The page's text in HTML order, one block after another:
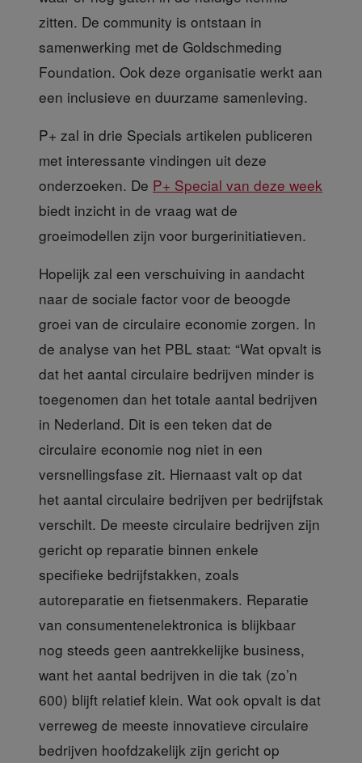
zitten. De community is ontstaan in
samenwerking met de Goldschmeding
Foundation. Ook deze organisatie werkt aan
een inclusieve en duurzame samenleving.
P+ zal in drie Specials artikelen publiceren
met interessante vindingen uit deze
onderzoeken. De P+ Special van deze week
biedt inzicht in de vraag wat de
groeimodellen zijn voor burgerinitiatieven.
Hopelijk zal een verschuiving in aandacht
naar de sociale factor voor de beoogde
groei van de circulaire economie zorgen. In
de analyse van het PBL staat: “Wat opvalt is
dat het aantal circulaire bedrijven minder is
toegenomen dan het totale aantal bedrijven
in Nederland. Dit is een teken dat de
circulaire economie nog niet in een
versnellingsfase zit. Hiernaast valt op dat
het aantal circulaire bedrijven per bedrijfstak
verschilt. De meeste circulaire bedrijven zijn
gericht op reparatie binnen enkele
specifieke bedrijfstakken, zoals
autoreparatie en fietsenmakers. Reparatie
van consumentenelektronica is blijkbaar
nog steeds geen aantrekkelijke business,
want het aantal bedrijven in die tak (zo’n
600) blijft relatief klein. Wat ook opvalt is dat
verreweg de meeste innovatieve circulaire
bedrijven hoofdzakelijk zijn gericht op